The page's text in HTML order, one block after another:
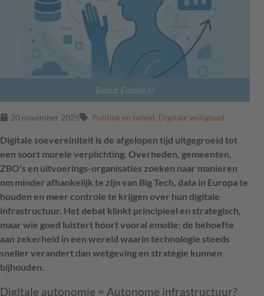
Beeld: Enable U
20 november 2025 Politiek en beleid, Digitale veiligheid
Digitale soevereiniteit is de afgelopen tijd uitgegroeid tot
een soort morele verplichting. Overheden, gemeenten,
ZBO’s en uitvoerings-organisaties zoeken naar manieren
om minder afhankelijk te zijn van Big Tech, data in Europa te
houden en meer controle te krijgen over hun digitale
infrastructuur. Het debat klinkt principieel en strategisch,
maar wie goed luistert hoort vooral emotie: de behoefte
aan zekerheid in een wereld waarin technologie steeds
sneller verandert dan wetgeving en strategie kunnen
bijhouden.
Digitale autonomie = Autonome infrastructuur?